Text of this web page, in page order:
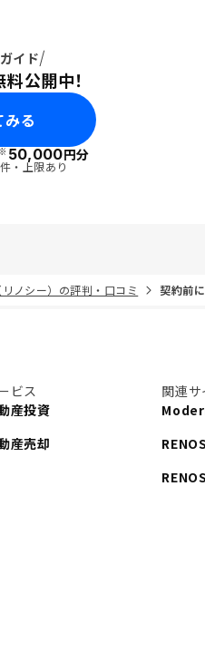
イド
公開中！
みる
50,000円分
・上限あり
リノシー）の評判・口コミ 契約前
ビス
産投資
産売却
関連サ